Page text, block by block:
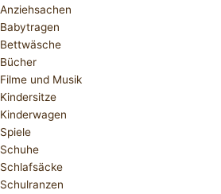
Anziehsachen
Babytragen
Bettwäsche
Bücher
Filme und Musik
Kindersitze
Kinderwagen
Spiele
Schuhe
Schlafsäcke
Schulranzen